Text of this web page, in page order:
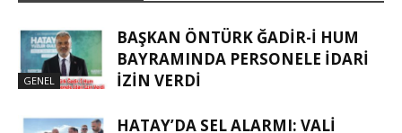
GENEL
BAŞKAN ÖNTÜRK ĞADIR-İ HUM
BAYRAMINDA PERSONELE İDARI
İZIN VERDI
HATAY’DA SEL ALARMI: VALI